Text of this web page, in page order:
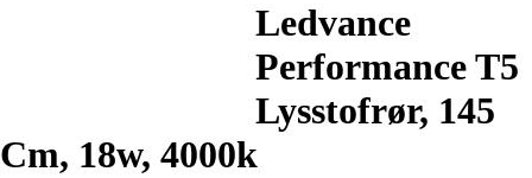
Ledvance
Performance T5
Lysstofrør, 145
Cm, 18w, 4000k